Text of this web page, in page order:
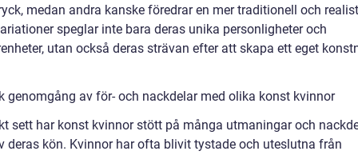
medan andra kanske föredrar en mer traditionell och
speglar inte bara deras unika personligheter och
utan också deras strävan efter att skapa ett eget
genomgång av för- och nackdelar med olika konst kvinnor
sett har konst kvinnor stött på många utmaningar och
deras kön. Kvinnor har ofta blivit tystade och uteslutna från